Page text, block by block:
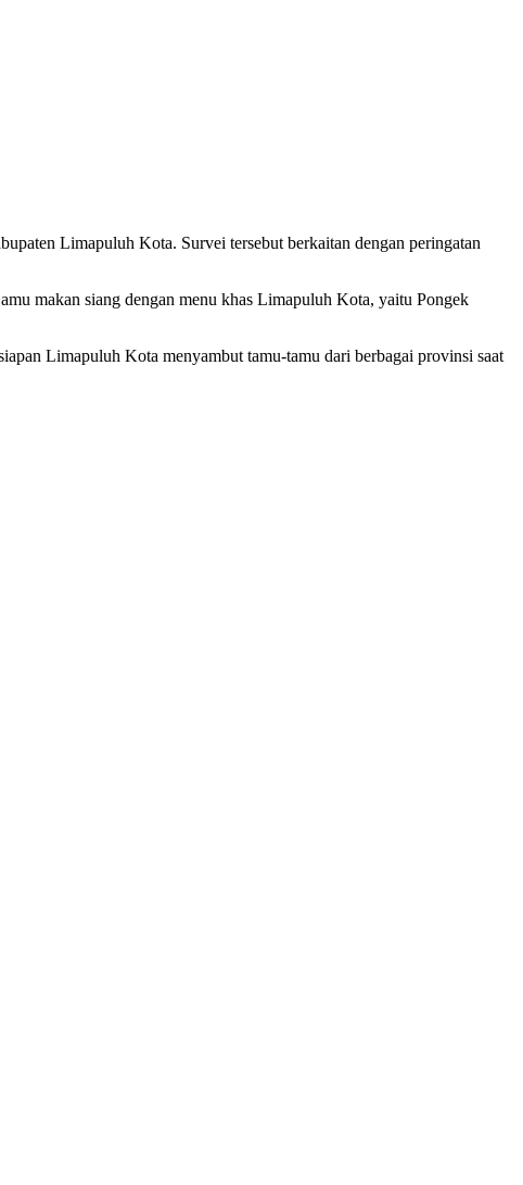
Limapuluh Kota. Survei tersebut berkaitan dengan peringatan
makan siang dengan menu khas Limapuluh Kota, yaitu Pongek
Limapuluh Kota menyambut tamu-tamu dari berbagai provinsi saat